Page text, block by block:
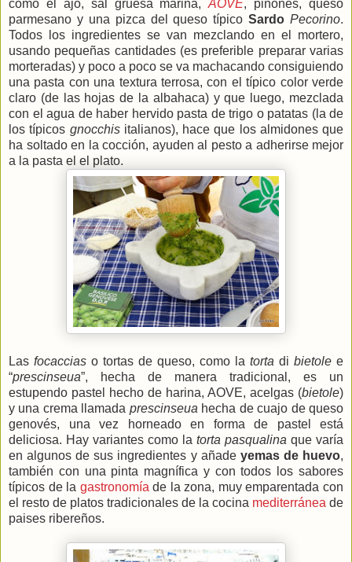
como el ajo, sal gruesa marina,AOVE, piñones, queso
parmesano y una pizca del queso típicoSardo Pecorino.
Todos los ingredientes se van mezclando en el mortero,
usando pequeñas cantidades (es preferible preparar varias
morteradas) y poco a poco se va machacando consiguiendo
una pasta con una textura terrosa, con el típico color verde
claro (de las hojas de la albahaca) y que luego, mezclada
con el agua de haber hervido pasta de trigo o patatas (la de
los típicos gnocchisitalianos), hace que los almidones que
ha soltado en la cocción, ayuden al pesto a adherirse mejor
a la pasta el el plato.
Las focaccias o tortas de queso, como la torta di bietole e
“prescinseua”, hecha de manera tradicional, es un
estupendo pastel hecho de harina, AOVE, acelgas (bietole)
y una crema llamada prescinseua hecha de cuajo de queso
genovés, una vez horneado en forma de pastel está
deliciosa. Hay variantes como la torta pasqualina que varía
en algunos de sus ingredientes y añade yemas de huevo,
también con una pinta magnífica y con todos los sabores
típicos de la gastronomía de la zona, muy emparentada con
el resto de platos tradicionales de la cocina mediterránea de
paises ribereños.